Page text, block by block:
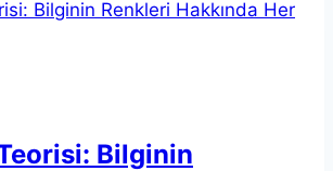
Bilginin